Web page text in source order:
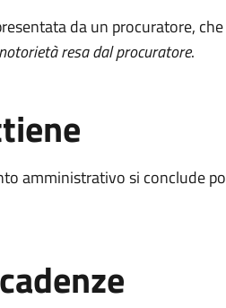
da un procuratore,
resa dal procuratore.
amministrativo si conclude